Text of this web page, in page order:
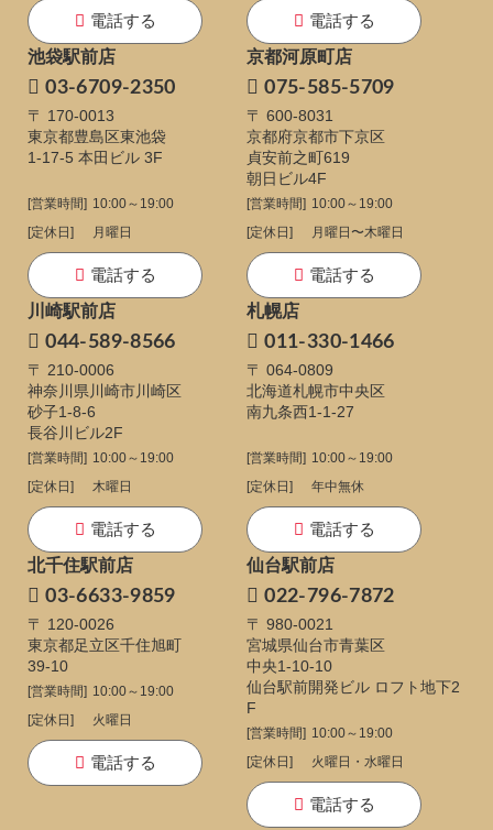
電話する
電話する
池袋駅前店
03-6709-2350
〒 170-0013
東京都豊島区東池袋
1-17-5 本田ビル 3F
[営業時間] 10:00～19:00
[定休日]
月曜日
電話する
京都河原町店
075-585-5709
〒 600-8031
京都府京都市下京区
貞安前之町619
朝日ビル4F
[営業時間] 10:00～19:00
[定休日]
月曜日〜木曜日
電話する
川崎駅前店
044-589-8566
〒 210-0006
神奈川県川崎市川崎区
砂子1-8-6
長谷川ビル2F
[営業時間] 10:00～19:00
[定休日]
木曜日
電話する
札幌店
011-330-1466
〒 064-0809
北海道札幌市中央区
南九条西1-1-27
[営業時間] 10:00～19:00
[定休日]
年中無休
電話する
北千住駅前店
03-6633-9859
〒 120-0026
東京都足立区千住旭町
39-10
[営業時間] 10:00～19:00
[定休日]
火曜日
電話する
仙台駅前店
022-796-7872
〒 980-0021
宮城県仙台市青葉区
中央1-10-10
仙台駅前開発ビル ロフト地下2
F
[営業時間] 10:00～19:00
[定休日]
火曜日・水曜日
電話する